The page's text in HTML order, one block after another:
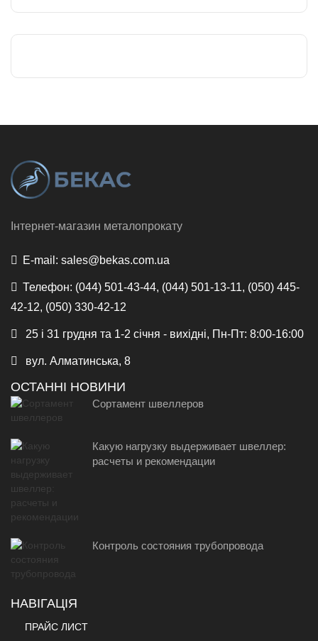
Інтернет-магазин металопрокату
E-mail: sales@bekas.com.ua
Телефон: (044) 501-43-44, (044) 501-13-11, (050) 445-
42-12, (050) 330-42-12
25 і 31 грудня та 1-2 січня - вихідні, Пн-Пт: 8:00-16:00
вул. Алматинська, 8
ОСТАННІ НОВИНИ
Сортамент швеллеров
Какую нагрузку выдерживает швеллер:
расчеты и рекомендации
Контроль состояния трубопровода
НАВІГАЦІЯ
ПРАЙС ЛИСТ